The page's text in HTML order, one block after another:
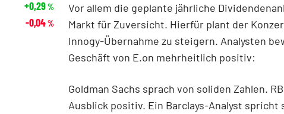
Vor allem die geplante jährliche
Markt für Zuversicht. Hierfür plant der
Innogy-Übernahme zu steigern. Analysten
Geschäft von E.on mehrheitlich positiv:
Goldman Sachs sprach von soliden Zahlen.
Ausblick positiv. Ein Barclays-Analyst spricht
+0,29%
-0,04%